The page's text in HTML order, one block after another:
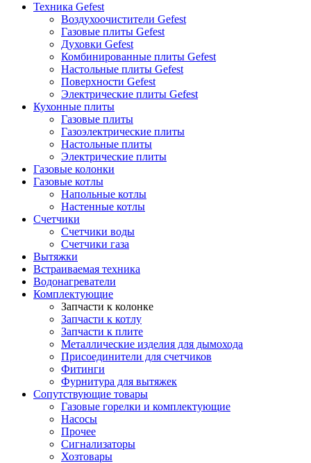
Техника Gefest
Воздухоочистители Gefest
Газовые плиты Gefest
Духовки Gefest
Комбинированные плиты Gefest
Настольные плиты Gefest
Поверхности Gefest
Электрические плиты Gefest
Кухонные плиты
Газовые плиты
Газоэлектрические плиты
Настольные плиты
Электрические плиты
Газовые колонки
Газовые котлы
Напольные котлы
Настенные котлы
Счетчики
Счетчики воды
Счетчики газа
Вытяжки
Встраиваемая техника
Водонагреватели
Комплектующие
Запчасти к колонке
Запчасти к котлу
Запчасти к плите
Металлические изделия для дымохода
Присоединители для счетчиков
Фитинги
Фурнитура для вытяжек
Сопутствующие товары
Газовые горелки и комплектующие
Насосы
Прочее
Сигнализаторы
Хозтовары